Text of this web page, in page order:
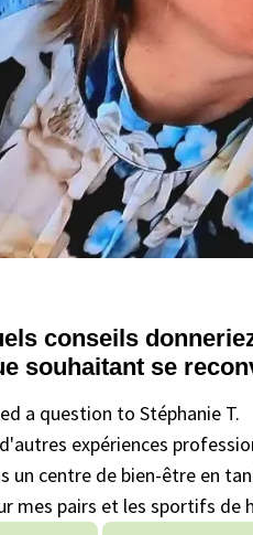
conseils
souhaitant se
a question to Stéphanie T.
expériences
un centre de bien-être en
mes pairs et les sportifs de